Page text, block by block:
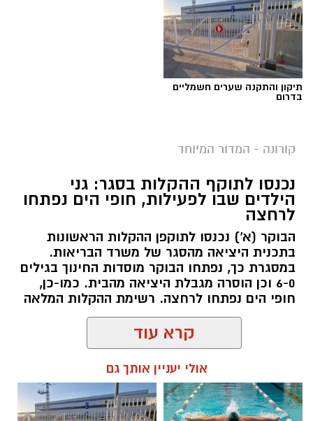
תיקון והתקנה שערים חשמליים
בדרום
קורונה - המדור המיוחד
נכנסו לתוקף ההקלות בסגר: גני
הילדים שבו לפעילות, חופי הים נפתחו
לרחצה
הבוקר (א') נכנסו לתוקפן ההקלות הראשונות
בתכנית היציאה מהסגר של משרד הבריאות.
במסגרת כך, נפתחו הבוקר מוסדות החינוך בגילים
6-0 וכן הוסרה מגבלת היציאה מהבית. כמו-כן,
חופי הים נפתחו לרחצה. רשימת ההקלות המלאה
שמואל סרדינס / 10:23 18.10.20
קרא עוד
אולי יעניין אותך גם